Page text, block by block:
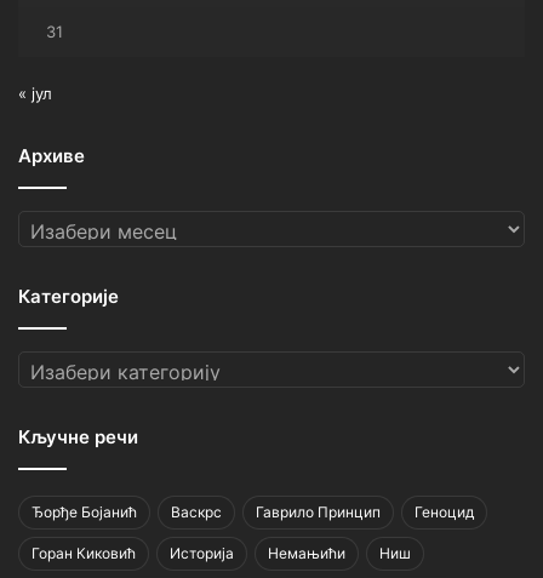
31
« јул
Архиве
Архиве
Категорије
Категорије
Кључне речи
Ђорђе Бојанић Васкрс Гаврило Принцип Геноцид
Горан Киковић Историја Немањићи Ниш